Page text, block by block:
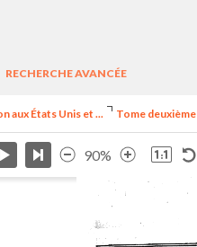
RECHERCHE AVANCÉE
aux États Unis et ... Tome deuxième
90%